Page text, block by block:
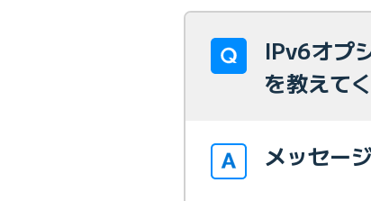
IPv6オプ
を教えて
メッセー